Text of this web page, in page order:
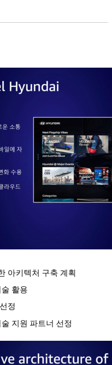
아키텍처 구축 계획
활용
정
지원 파트너 선정